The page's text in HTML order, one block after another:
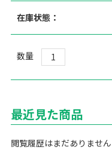
在庫状態：
数量
最近見た商品
閲覧履歴はまだありません